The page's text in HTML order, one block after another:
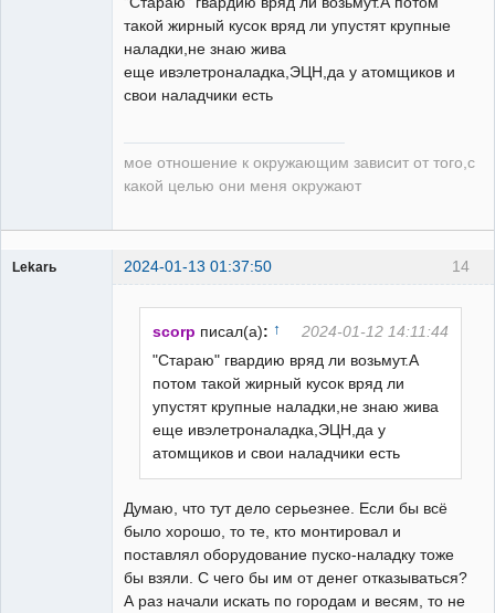
такой жирный кусок вряд ли упустят крупные
наладки,не знаю жива
еще ивэлетроналадка,ЭЦН,да у атомщиков и
свои наладчики есть
мое отношение к окружающим зависит от того,с
какой целью они меня окружают
14
Lekarь 2024-01-13 01:37:50
scorp писал(а): ↑
2024-01-12 14:11:44
"Стараю" гвардию вряд ли возьмут.А
потом такой жирный кусок вряд ли
упустят крупные наладки,не знаю жива
еще ивэлетроналадка,ЭЦН,да у
атомщиков и свои наладчики есть
Думаю, что тут дело серьезнее. Если бы всё
было хорошо, то те, кто монтировал и
поставлял оборудование пуско-наладку тоже
бы взяли. С чего бы им от денег отказываться?
А раз начали искать по городам и весям, то не